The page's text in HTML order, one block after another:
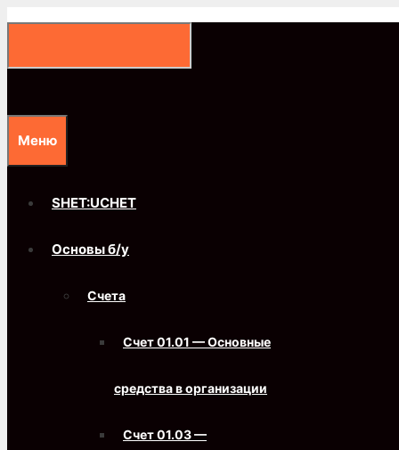
Меню
SHET:UCHET
Основы б/у
Счета
Счет 01.01 — Основные
средства в организации
Счет 01.03 —